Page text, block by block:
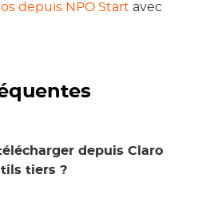
depuis NPO Start avec
depuis Claro
tiers ?